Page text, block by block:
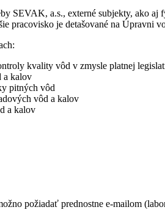
SEVAK, a.s., externé subjekty, ako
pracovisko je detašované na Úpravni
kvality vôd v zmysle platnej
a kalov
pitných vôd
vôd a kalov
a kalov
požiadať prednostne e-mailom